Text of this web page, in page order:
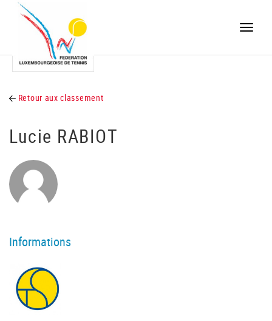
Toggle
Retour aux classement
Lucie RABIOT
Informations